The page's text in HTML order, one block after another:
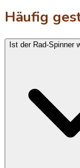
Häufig
Ist der Rad-Spinner